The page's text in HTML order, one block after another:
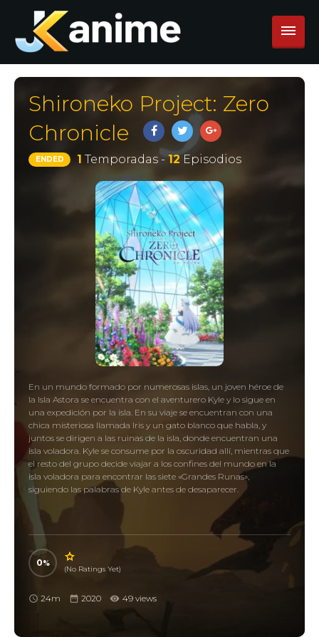
Shironeko Project: Zero
Chronicle
ENDED 1 Temporadas -12Episodios
En un mundo formado por numerosas islas, un joven héroe de
la Isla Astora se encuentra con el aventurero Kyle y lo sigue en
una expedición por la isla. En su viaje se encuentran con una
chica misteriosa llamada Iris y un gato blanco que habla, y
juntos se dirigen a las ruinas de la isla, donde encuentran una
isla voladora. Kyle se consume por la oscuridad allí, mientras que
el resto del grupo decide viajar a los confines del mundo en la
isla voladora para encontrar las siete «Grandes Runas»,
siguiendo las palabras de Kyle antes de desaparecer.
0
(No Ratings Yet)
24m 2020 49 views